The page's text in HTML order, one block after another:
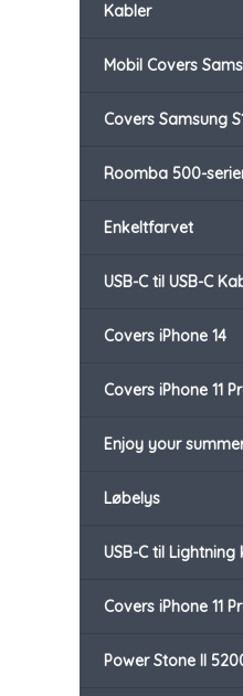
Kabler
Mobil Covers
Covers Samsung
Roomba 500-
Enkeltfarvet
USB-C til USB-C
Covers iPhone 14
Covers iPhone 11
Enjoy your
Løbelys
USB-C til Lightning
Covers iPhone 11
Power Stone II